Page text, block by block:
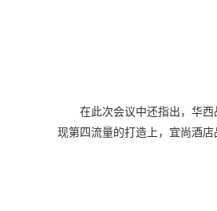
在此次会议中还指出，华
现第四流量的打造上，宜尚酒